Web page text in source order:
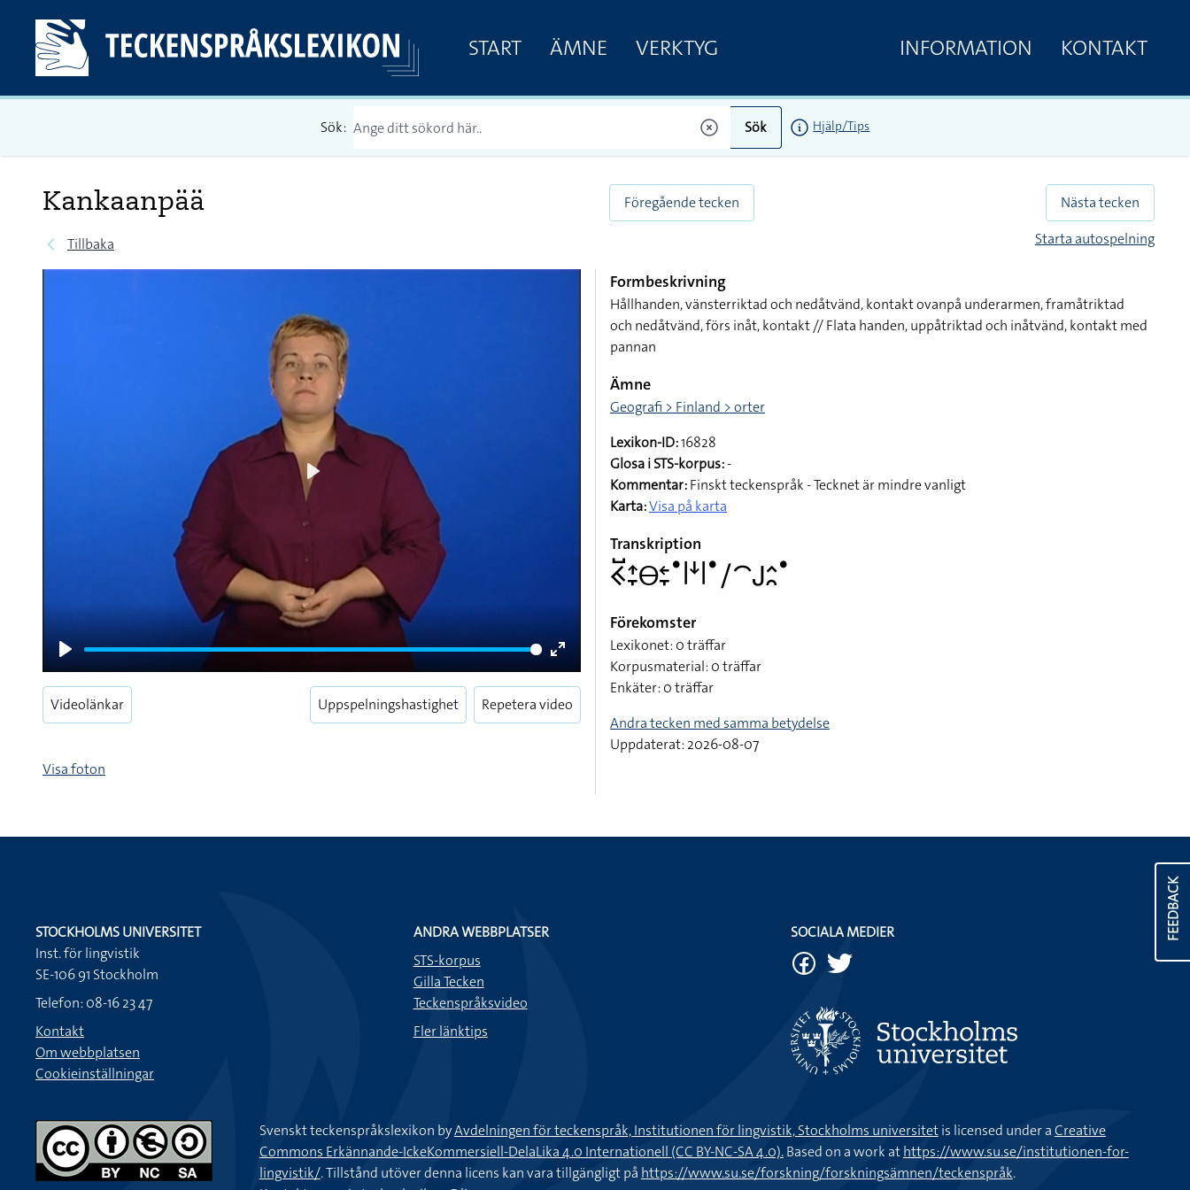
START ÄMNE VERKTYG INFORMATION KONTAKT
Sök: Sök Hjälp/Tips
Kankaanpää
Tillbaka
Föregående tecken
Nästa tecken
Starta autospelning
Play
Enter
fullscreen
Videolänkar Uppspelningshastighet Repetera video
Visa foton
Formbeskrivning
Hållhanden, vänsterriktad och nedåtvänd, kontakt ovanpå underarmen, framåtriktad
och nedåtvänd, förs inåt, kontakt // Flata handen, uppåtriktad och inåtvänd, kontakt med
pannan
Ämne
Geografi > Finland > orter
Lexikon-ID:16828
Glosa i STS-korpus:-
Kommentar:Finskt teckenspråk - Tecknet är mindre vanligt
Karta:Visa på karta
Transkription
􌤒􌤹􌤴􌥙􌤫􌥓􌥙􌤟􌥼􌦄􌥼􌤟􌥠􌤃􌤢􌤵􌥘􌤟
Förekomster
Lexikonet: 0 träffar
Korpusmaterial: 0 träffar
Enkäter: 0 träffar
Andra tecken med samma betydelse
Uppdaterat: 2026-08-07
FEEDBACK
STOCKHOLMS UNIVERSITET
Inst. för lingvistik
SE-106 91 Stockholm
Telefon: 08-16 23 47
Kontakt
Om webbplatsen
Cookieinställningar
ANDRA WEBBPLATSER
STS-korpus
Gilla Tecken
Teckenspråksvideo
Fler länktips
SOCIALA MEDIER
Svenskt teckenspråkslexikon byAvdelningen för teckenspråk, Institutionen för lingvistik, Stockholms universitetis licensed under aCreative
Commons Erkännande-IckeKommersiell-DelaLika 4.0 Internationell (CC BY-NC-SA 4.0).Based on a work athttps://www.su.se/institutionen-for-
lingvistik/. Tillstånd utöver denna licens kan vara tillgängligt på https://www.su.se/forskning/forskningsämnen/teckenspråk.